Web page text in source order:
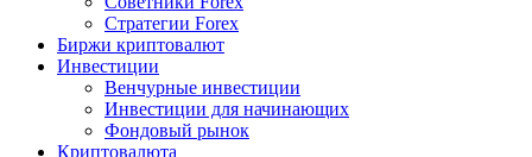
Стратегии Forex
Биржи криптовалют
Инвестиции
Венчурные инвестиции
Инвестиции для начинающих
Фондовый рынок
Криптовалюта